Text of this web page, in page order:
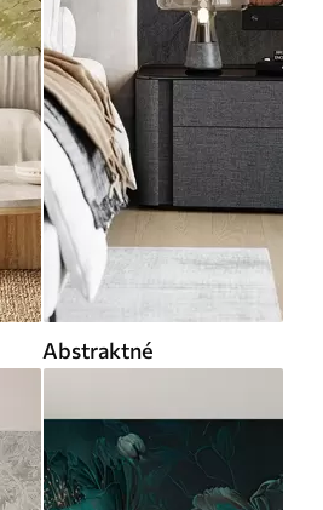
Abstraktné